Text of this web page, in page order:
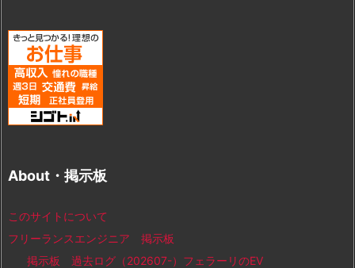
About・掲示板
このサイトについて
フリーランスエンジニア 掲示板
掲示板 過去ログ（202607-）フェラーリのEV